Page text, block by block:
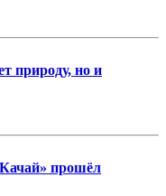
природу, но и
прошёл